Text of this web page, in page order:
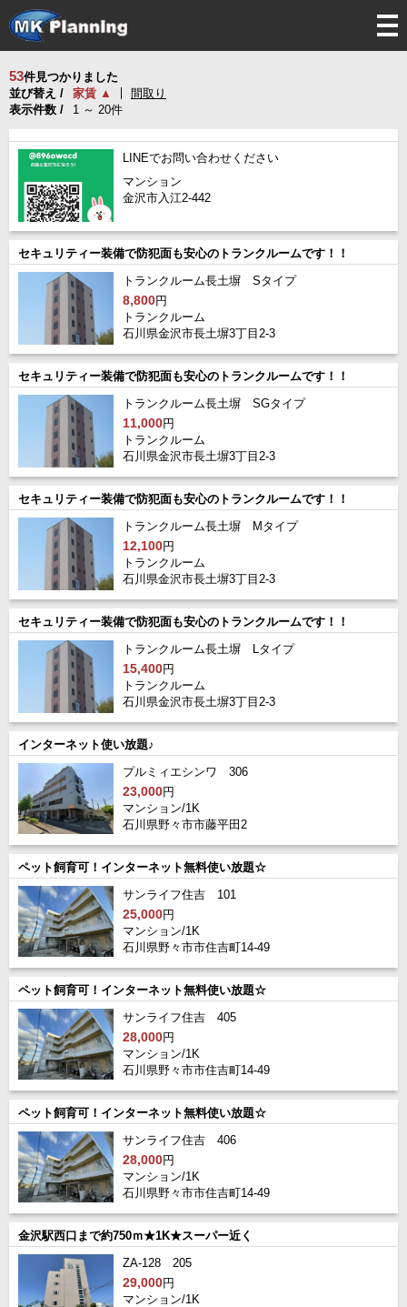
53件見つかりました
並び替え /
家賃 ▲
間取り
表示件数 /
1 ～ 20件
LINEでお問い合わせください
マンション
金沢市入江2-442
セキュリティー装備で防犯面も安心のトランクルームです！！
トランクルーム長土塀 Sタイプ
8,800円
トランクルーム
石川県金沢市長土塀3丁目2-3
セキュリティー装備で防犯面も安心のトランクルームです！！
トランクルーム長土塀 SGタイプ
11,000円
トランクルーム
石川県金沢市長土塀3丁目2-3
セキュリティー装備で防犯面も安心のトランクルームです！！
トランクルーム長土塀 Mタイプ
12,100円
トランクルーム
石川県金沢市長土塀3丁目2-3
セキュリティー装備で防犯面も安心のトランクルームです！！
トランクルーム長土塀 Lタイプ
15,400円
トランクルーム
石川県金沢市長土塀3丁目2-3
インターネット使い放題♪
プルミィエシンワ 306
23,000円
マンション/1K
石川県野々市市藤平田2
ペット飼育可！インターネット無料使い放題☆
サンライフ住吉 101
25,000円
マンション/1K
石川県野々市市住吉町14-49
ペット飼育可！インターネット無料使い放題☆
サンライフ住吉 405
28,000円
マンション/1K
石川県野々市市住吉町14-49
ペット飼育可！インターネット無料使い放題☆
サンライフ住吉 406
28,000円
マンション/1K
石川県野々市市住吉町14-49
金沢駅西口まで約750ｍ★1K★スーパー近く
ZA-128 205
29,000円
マンション/1K